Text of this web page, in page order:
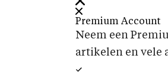
Premium Account
Neem een
artikelen en vele